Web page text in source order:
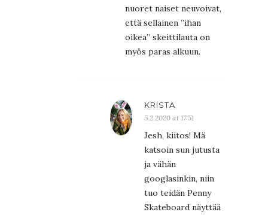
nuoret naiset neuvoivat,
että sellainen ”ihan
oikea” skeittilauta on
myös paras alkuun.
KRISTA
5.2.2020 at 17:51
Jesh, kiitos! Mä
katsoin sun jutusta
ja vähän
googlasinkin, niin
tuo teidän Penny
Skateboard näyttää